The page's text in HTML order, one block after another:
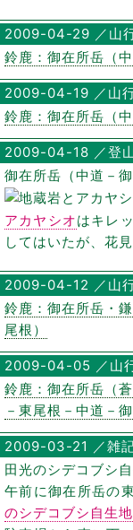
2009-04-29 ／山
鈴鹿：御在所岳（
2009-04-19 ／山
鈴鹿：御在所岳（
2009-04-18 ／登
御在所岳（中道－
アカヤシオはキレ
してはいたが、花
2009-04-12 ／山
鈴鹿：御在所岳・
尾根）
2009-04-05 ／山
鈴鹿：御在所岳（
－東尾根－中道－
2009-03-21 ／雑
田光のシデコブシ
午前に御在所岳の
のシデコブシ自生地